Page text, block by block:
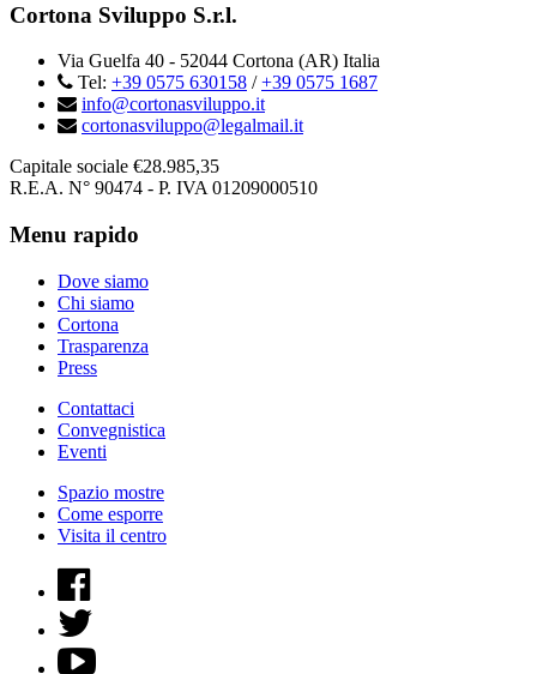
Cortona Sviluppo S.r.l.
Via Guelfa 40 - 52044 Cortona (AR) Italia
Tel: +39 0575 630158 /+39 0575 1687
info@cortonasviluppo.it
cortonasviluppo@legalmail.it
Capitale sociale €28.985,35
R.E.A. N° 90474 - P. IVA 01209000510
Menu rapido
Dove siamo
Chi siamo
Cortona
Trasparenza
Press
Contattaci
Convegnistica
Eventi
Spazio mostre
Come esporre
Visita il centro